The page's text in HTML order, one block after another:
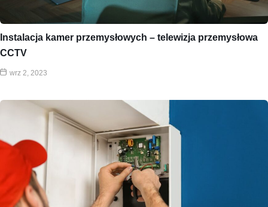
Instalacja kamer przemysłowych – telewizja przemysłowa
CCTV
wrz 2, 2023